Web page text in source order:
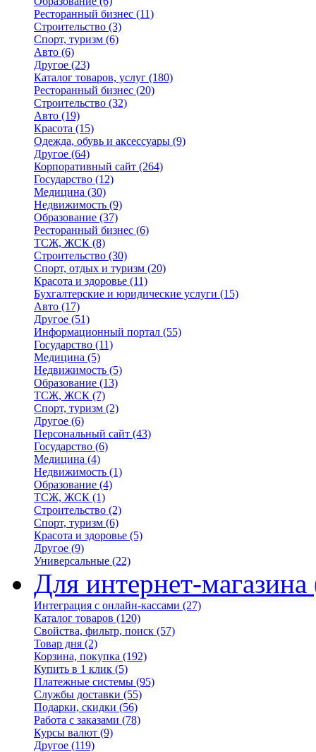
Ресторанный бизнес (11)
Строительство (3)
Спорт, туризм (6)
Авто (6)
Другое (23)
Каталог товаров, услуг (180)
Ресторанный бизнес (20)
Строительство (32)
Авто (19)
Красота (15)
Одежда, обувь и аксессуары (9)
Другое (64)
Корпоративный сайт (264)
Государство (12)
Медицина (30)
Недвижимость (9)
Образование (37)
Ресторанный бизнес (6)
ТСЖ, ЖСК (8)
Строительство (30)
Спорт, отдых и туризм (20)
Красота и здоровье (11)
Бухгалтерские и юридические услуги (15)
Авто (17)
Другое (51)
Информационный портал (55)
Государство (11)
Медицина (5)
Недвижимость (5)
Образование (13)
ТСЖ, ЖСК (7)
Спорт, туризм (2)
Другое (6)
Персональный сайт (43)
Государство (6)
Медицина (4)
Недвижимость (1)
Образование (4)
ТСЖ, ЖСК (1)
Строительство (2)
Спорт, туризм (6)
Красота и здоровье (5)
Другое (9)
Универсальные (22)
Для интернет-магазина
Интеграция с онлайн-кассами (27)
Каталог товаров (120)
Свойства, фильтр, поиск (57)
Товар дня (2)
Корзина, покупка (192)
Купить в 1 клик (5)
Платежные системы (95)
Службы доставки (55)
Подарки, скидки (56)
Работа с заказами (78)
Курсы валют (9)
Другое (119)